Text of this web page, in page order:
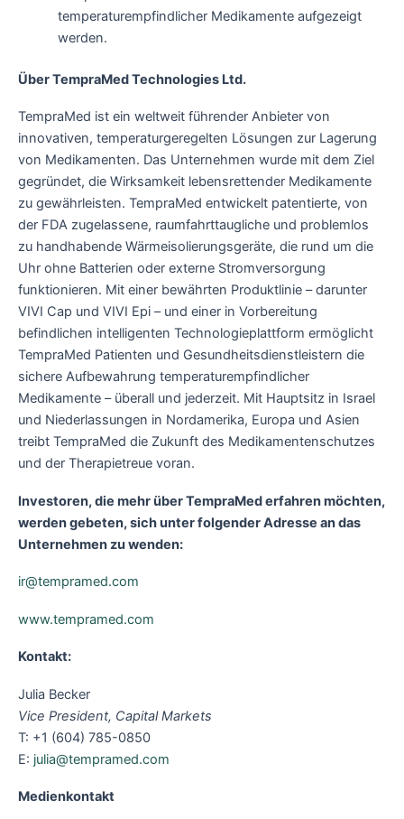
temperaturempfindlicher Medikamente aufgezeigt
werden.
Über TempraMed Technologies Ltd.
TempraMed ist ein weltweit führender Anbieter von
innovativen, temperaturgeregelten Lösungen zur Lagerung
von Medikamenten. Das Unternehmen wurde mit dem Ziel
gegründet, die Wirksamkeit lebensrettender Medikamente
zu gewährleisten. TempraMed entwickelt patentierte, von
der FDA zugelassene, raumfahrttaugliche und problemlos
zu handhabende Wärmeisolierungsgeräte, die rund um die
Uhr ohne Batterien oder externe Stromversorgung
funktionieren. Mit einer bewährten Produktlinie – darunter
VIVI Cap und VIVI Epi – und einer in Vorbereitung
befindlichen intelligenten Technologieplattform ermöglicht
TempraMed Patienten und Gesundheitsdienstleistern die
sichere Aufbewahrung temperaturempfindlicher
Medikamente – überall und jederzeit. Mit Hauptsitz in Israel
und Niederlassungen in Nordamerika, Europa und Asien
treibt TempraMed die Zukunft des Medikamentenschutzes
und der Therapietreue voran.
Investoren, die mehr über TempraMed erfahren möchten,
werden gebeten, sich unter folgender Adresse an das
Unternehmen zu wenden:
ir@tempramed.com
www.tempramed.com
Kontakt:
Julia Becker
Vice President, Capital Markets
T: +1 (604) 785-0850
E: julia@tempramed.com
Medienkontakt